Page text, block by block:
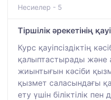
Несиелер - 5
Тіршілік әрекетінің
Курс қауіпсіздіктің
қалыптастырады және
жиынтығын кәсіби
қызмет саласындағы
ету үшін біліктілік пен